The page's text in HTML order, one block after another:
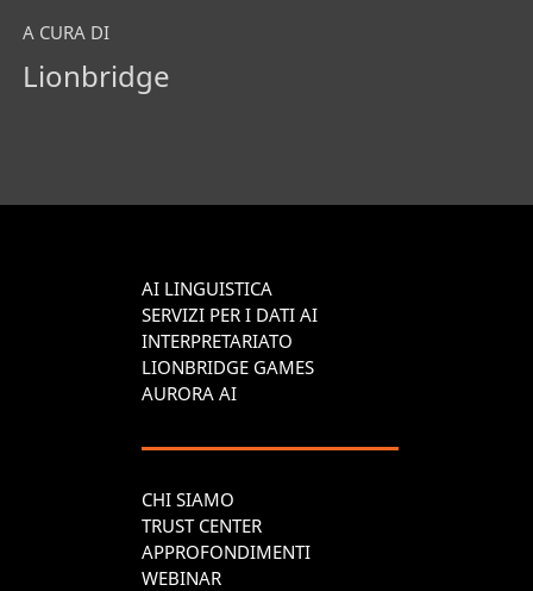
A CURA DI
Lionbridge
AI LINGUISTICA
SERVIZI PER I DATI AI
INTERPRETARIATO
LIONBRIDGE GAMES
AURORA AI
CHI SIAMO
TRUST CENTER
APPROFONDIMENTI
WEBINAR